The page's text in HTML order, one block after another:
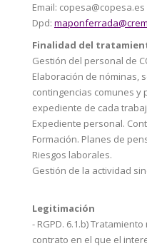
Email: copesa@copesa.es
Dpd:
Finalidad del
Gestión del personal de
Elaboración de nóminas,
contingencias comunes y
expediente de cada
Expediente personal.
Formación. Planes de
Riesgos laborales.
Gestión de la actividad
Legitimación
- RGPD. 6.1.b)
contrato en el que el